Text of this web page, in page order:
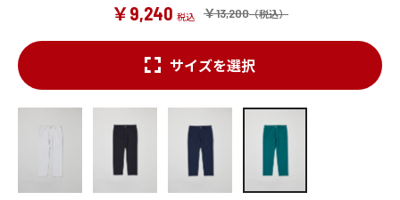
￥13,200
￥9,240
サイズを選択